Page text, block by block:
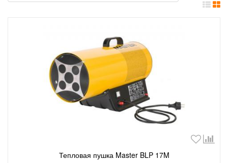
Тепловая пушка Master BLP 17M